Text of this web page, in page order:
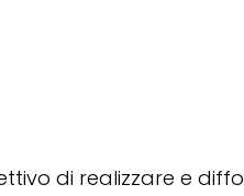
di realizzare e